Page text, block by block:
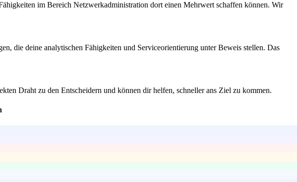
im Bereich Netzwerkadministration dort einen Mehrwert schaffen können. Wir
die deine analytischen Fähigkeiten und Serviceorientierung unter Beweis stellen. Das
Draht zu den Entscheidern und können dir helfen, schneller ans Ziel zu kommen.